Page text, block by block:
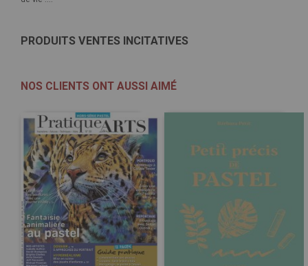
PRODUITS VENTES INCITATIVES
NOS CLIENTS ONT AUSSI AIMÉ